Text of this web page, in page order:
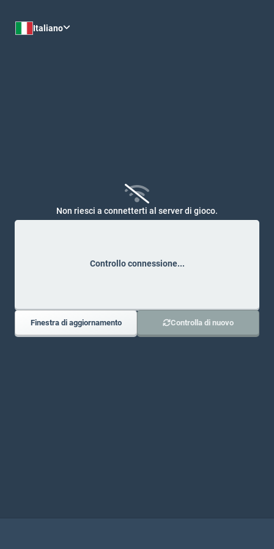
Italiano
Non riesci a connetterti al server di gioco.
Controllo connessione...
provare a controllare lo stato manualmente.
Finestra di aggiornamento Controlla di nuovo
Nessun messaggio
Sii il primo a inviare un messaggio!